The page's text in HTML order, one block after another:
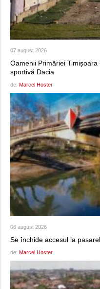
07 august 2026
Oamenii Primăriei
sportivă Dacia
de: Marcel Hoster
06 august 2026
Se închide accesul la
de: Marcel Hoster